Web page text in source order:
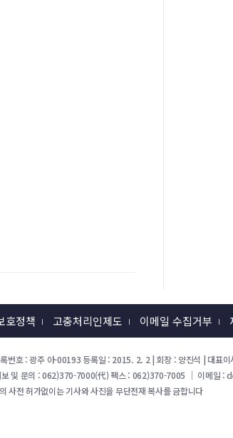
호정책 고충처리인제도 이메일 수집거부
호 : 광주 아-00193 등록일 : 2015. 2. 2 | 회장 : 양진석 | 대표이
보 및 문의 : 062)370-7000(代) 팩스 : 062)370-7005 ｜ 이메
사전 허가없이는 기사와 사진을 무단전재 복사를 금합니다